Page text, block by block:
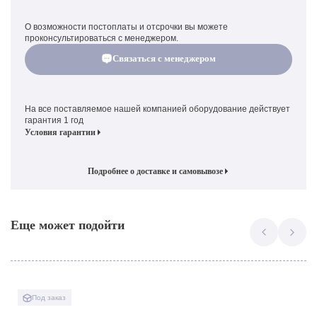
О возможности постоплаты и отсрочки вы можете
проконсультироваться с менеджером.
Связаться с менеджером
На все поставляемое нашей компанией оборудование действует
гарантия 1 год
Условия гарантии
Подробнее о доставке и самовывозе
Еще может подойти
Под заказ